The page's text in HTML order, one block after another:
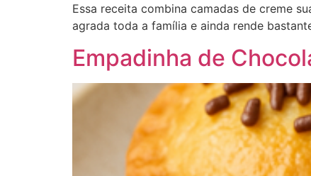
Essa receita combina camadas de creme
agrada toda a família e ainda rende
Empadinha de